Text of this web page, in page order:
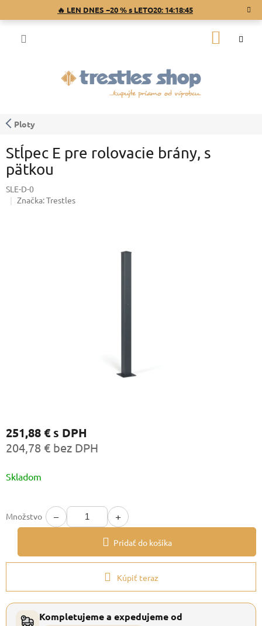
🔥 LEN DNES −20 % s LETO20: 14:18:44
Ploty
Stĺpec E pre rolovacie brány, s
pätkou
SLE-D-0
Značka:Trestles
251,88 €s DPH
204,78 € bez DPH
cena:
Skladom
Množstvo − +
Pridať do košíka
Kúpiť teraz
Kompletujeme a expedujeme od